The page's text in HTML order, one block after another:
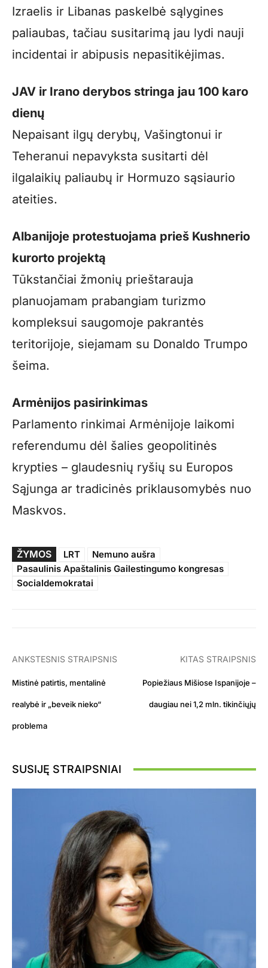
Izraelis ir Libanas paskelbė sąlygines
paliaubas, tačiau susitarimą jau lydi nauji
incidentai ir abipusis nepasitikėjimas.
JAV ir Irano derybos stringa jau 100 karo
dienų
Nepaisant ilgų derybų, Vašingtonui ir
Teheranui nepavyksta susitarti dėl
ilgalaikių paliaubų ir Hormuzo sąsiaurio
ateities.
Albanijoje protestuojama prieš Kushnerio
kurorto projektą
Tūkstančiai žmonių prieštarauja
planuojamam prabangiam turizmo
kompleksui saugomoje pakrantės
teritorijoje, siejamam su Donaldo Trumpo
šeima.
Armėnijos pasirinkimas
Parlamento rinkimai Armėnijoje laikomi
referendumu dėl šalies geopolitinės
krypties – glaudesnių ryšių su Europos
Sąjunga ar tradicinės priklausomybės nuo
Maskvos.
ŽYMOS LRT
Nemuno aušra
Pasaulinis Apaštalinis Gailestingumo kongresas
Socialdemokratai
ANKSTESNIS STRAIPSNIS
Mistinė patirtis, mentalinė
realybė ir „beveik nieko“
problema
KITAS STRAIPSNIS
Popiežiaus Mišiose Ispanijoje –
daugiau nei 1,2 mln. tikinčiųjų
SUSIJĘ STRAIPSNIAI